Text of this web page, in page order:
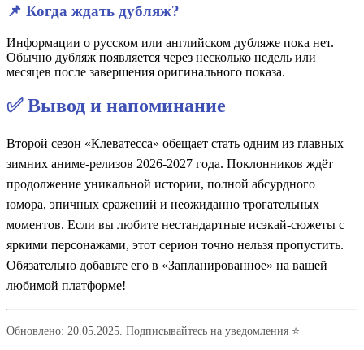
📌 Когда ждать дубляж?
Информации о русском или английском дубляже пока нет.
Обычно дубляж появляется через несколько недель или
месяцев после завершения оригинального показа.
✅ Вывод и напоминание
Второй сезон «Клеватесса» обещает стать одним из главных
зимних аниме-релизов 2026-2027 года. Поклонников ждёт
продолжение уникальной истории, полной абсурдного
юмора, эпичных сражений и неожиданно трогательных
моментов. Если вы любите нестандартные исэкай-сюжеты с
яркими персонажами, этот серион точно нельзя пропустить.
Обязательно добавьте его в «Запланированное» на вашей
любимой платформе!
Обновлено: 20.05.2025. Подписывайтесь на уведомления ⭐